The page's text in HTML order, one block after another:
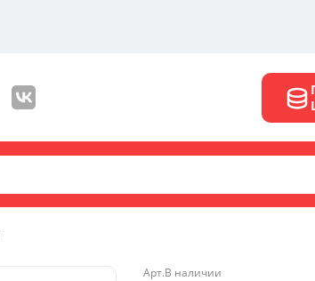
Арт.В наличии